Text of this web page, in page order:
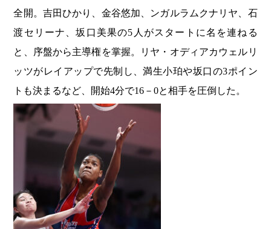
全開。吉田ひかり、金谷悠加、ンガルラムクナリヤ、石
渡セリーナ、坂口美果の5人がスタートに名を連ねる
と、序盤から主導権を掌握。リヤ・オディアカウェルリ
ッツがレイアップで先制し、満生小珀や坂口の3ポイン
トも決まるなど、開始4分で16－0と相手を圧倒した。